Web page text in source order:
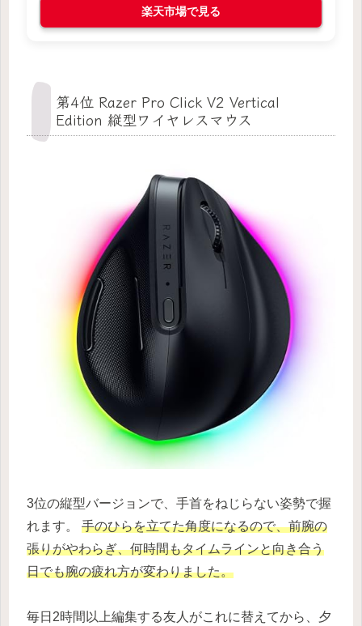
楽天市場で見る
第4位 Razer Pro Click V2 Vertical
Edition 縦型ワイヤレスマウス
3位の縦型バージョンで、手首をねじらない姿勢で握
れます。 手のひらを立てた角度になるので、前腕の
張りがやわらぎ、何時間もタイムラインと向き合う
日でも腕の疲れ方が変わりました。
毎日2時間以上編集する友人がこれに替えてから、夕